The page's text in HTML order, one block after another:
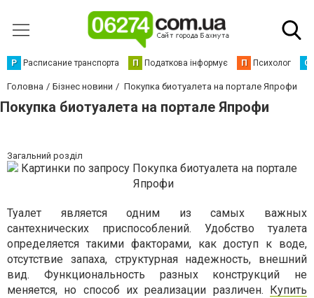
Р Расписание транспорта П Податкова інформує П Психолог С
Головна Бізнес новини Покупка биотуалета на портале Япрофи
Покупка биотуалета на портале Япрофи
Загальний розділ
Туалет является одним из самых важных
сантехнических приспособлений. Удобство туалета
определяется такими факторами, как доступ к воде,
отсутствие запаха, структурная надежность, внешний
вид.
Функциональность разных конструкций не
меняется, но способ их реализации различен. Купить